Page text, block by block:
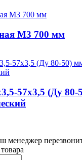
М3 700 мм
57x3,5 (Ду
менеджер